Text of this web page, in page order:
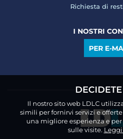
Richiesta di
I NOSTRI
PER E-
Il nostro sito web LDLC
simili per fornirvi servizi e
una migliore esperienza e
sulle visite.